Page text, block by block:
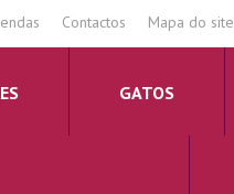
Contactos Mapa do site
GATOS